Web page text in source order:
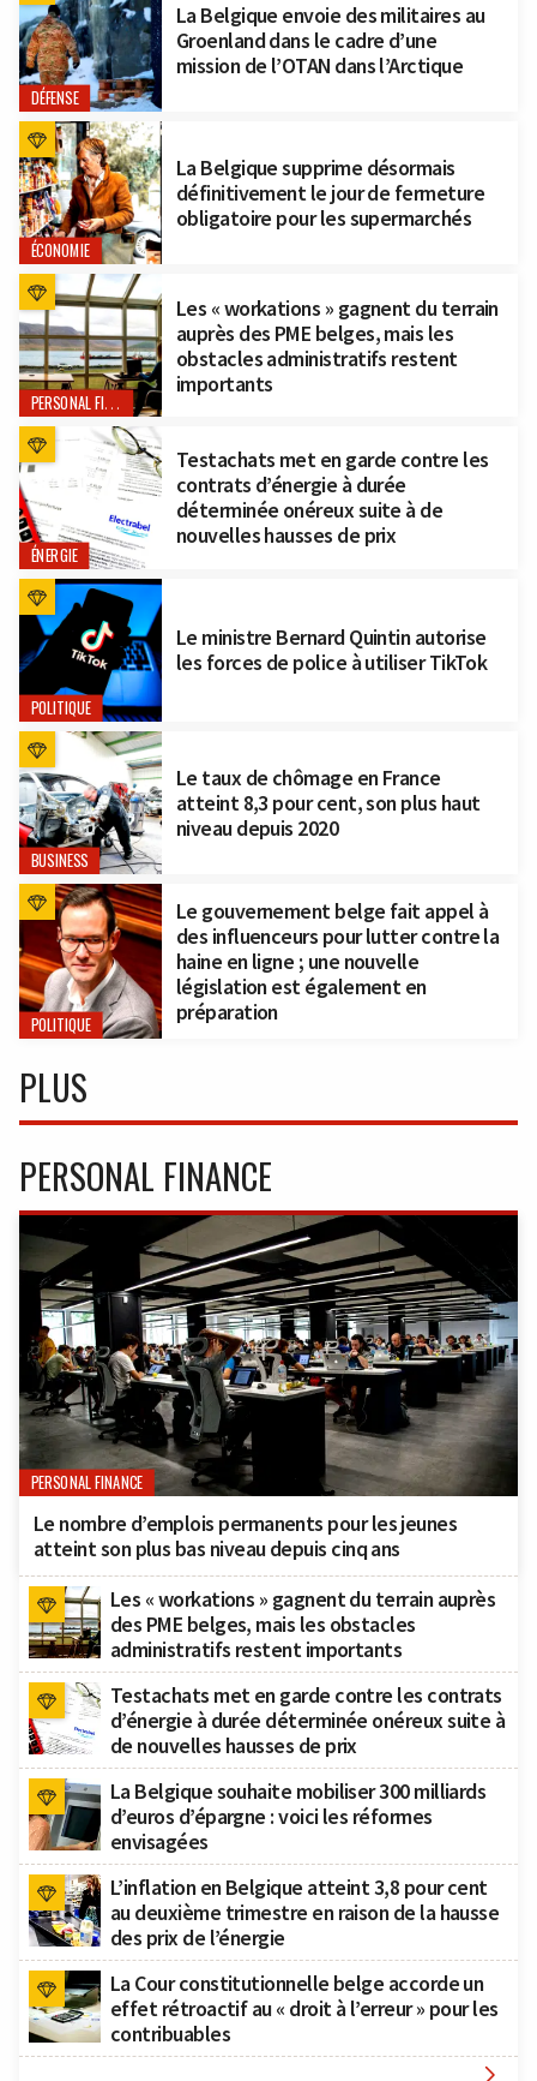
DÉFENSE
La Belgique envoie des militaires au
Groenland dans le cadre d’une
mission de l’OTAN dans l’Arctique
ÉCONOMIE
La Belgique supprime désormais
définitivement le jour de fermeture
obligatoire pour les supermarchés
PERSONAL FINANCE
Les « workations » gagnent du terrain
auprès des PME belges, mais les
obstacles administratifs restent
importants
ÉNERGIE
Testachats met en garde contre les
contrats d’énergie à durée
déterminée onéreux suite à de
nouvelles hausses de prix
POLITIQUE
Le ministre Bernard Quintin autorise
les forces de police à utiliser TikTok
BUSINESS
Le taux de chômage en France
atteint 8,3 pour cent, son plus haut
niveau depuis 2020
POLITIQUE
Le gouvernement belge fait appel à
des influenceurs pour lutter contre la
haine en ligne ; une nouvelle
législation est également en
préparation
PLUS
PERSONAL FINANCE
PERSONAL FINANCE
Le nombre d’emplois permanents pour les jeunes
atteint son plus bas niveau depuis cinq ans
Les « workations » gagnent du terrain auprès
des PME belges, mais les obstacles
administratifs restent importants
Testachats met en garde contre les contrats
d’énergie à durée déterminée onéreux suite à
de nouvelles hausses de prix
La Belgique souhaite mobiliser 300 milliards
d’euros d’épargne : voici les réformes
envisagées
L’inflation en Belgique atteint 3,8 pour cent
au deuxième trimestre en raison de la hausse
des prix de l’énergie
La Cour constitutionnelle belge accorde un
effet rétroactif au « droit à l’erreur » pour les
contribuables